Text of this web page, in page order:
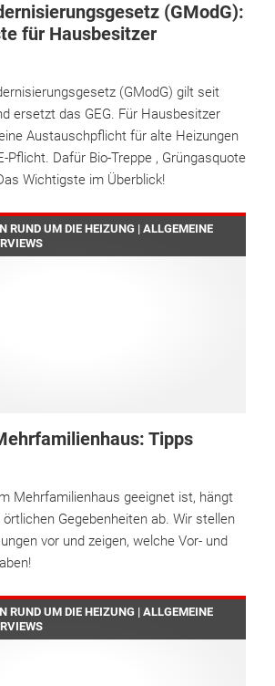
(GModG):
für Hausbesitzer
(GModG) gilt seit
ersetzt das GEG. Für Hausbesitzer
Austauschpflicht für alte Heizungen
Pflicht. Dafür Bio-Treppe , Grüngasquote
Wichtigste im Überblick!
RUND UM DIE HEIZUNG | ALLGEMEINE
Tipps
Mehrfamilienhaus geeignet ist, hängt
Gegebenheiten ab. Wir stellen
vor und zeigen, welche Vor- und
RUND UM DIE HEIZUNG | ALLGEMEINE